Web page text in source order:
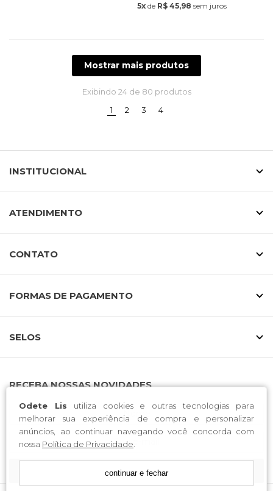
Odete Lis utiliza cookies e outras tecnologias para
melhorar sua experiência de compra e personalizar
anúncios, ao continuar navegando você concorda com
nossa Política de Privacidade.
continuar e fechar
5x de R$ 45,98 sem juros
Mostrar mais produtos
Exibindo 24de 80 produtos
1(current)
2 3 4
INSTITUCIONAL
ATENDIMENTO
CONTATO
FORMAS DE PAGAMENTO
SELOS
RECEBA NOSSAS NOVIDADES
CADASTRE-SE